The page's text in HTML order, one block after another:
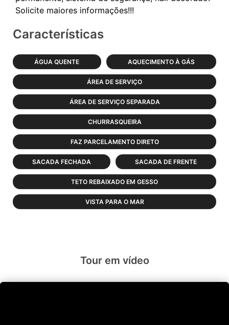
Características
ÁGUA QUENTE AQUECIMENTO À GÁS
ÁREA DE SERVIÇO
ÁREA DE SERVIÇO SEPARADA
CHURRASQUEIRA
FAZ PARCELAMENTO DIRETO
SACADA FECHADA SACADA DE FRENTE
TETO REBAIXADO EM GESSO
VISTA PARA O MAR
Tour em vídeo